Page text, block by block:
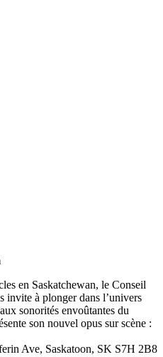
en Saskatchewan, le Conseil
invite à plonger dans l’univers
sonorités envoûtantes du
son nouvel opus sur scène :
Ave, Saskatoon, SK S7H 2B8